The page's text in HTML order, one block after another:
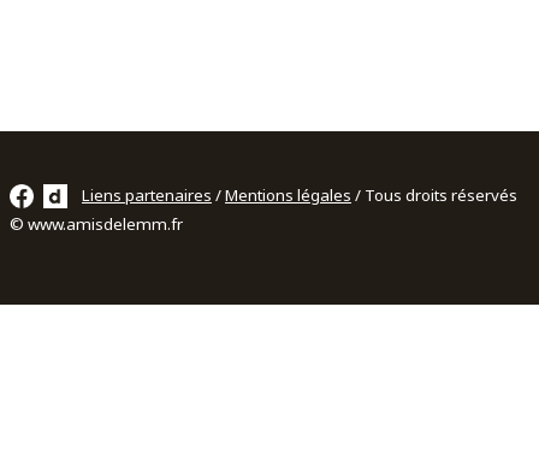
Liens partenaires /Mentions légales / Tous droits réservés
© www.amisdelemm.fr